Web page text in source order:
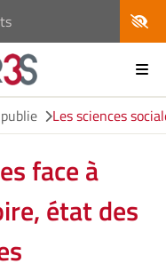
Les sciences
face à
état des